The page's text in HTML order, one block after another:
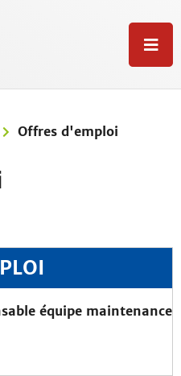
M
e
Offres d'emploi
équipe maintenance